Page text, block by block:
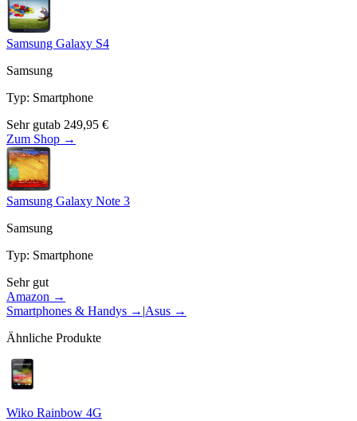
Samsung Galaxy S4
Samsung
Typ: Smartphone
Sehr gutab 249,95 €
Zum Shop →
Samsung Galaxy Note 3
Samsung
Typ: Smartphone
Sehr gut
Amazon →
Smartphones & Handys → |Asus →
Ähnliche Produkte
Wiko Rainbow 4G